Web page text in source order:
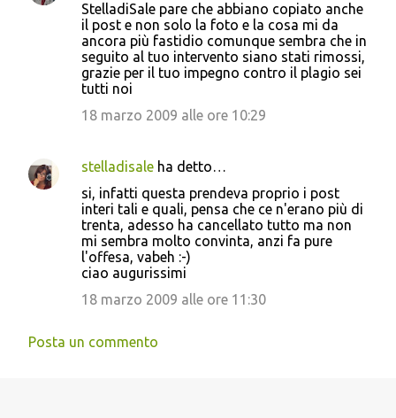
StelladiSale pare che abbiano copiato anche
il post e non solo la foto e la cosa mi da
ancora più fastidio comunque sembra che in
seguito al tuo intervento siano stati rimossi,
grazie per il tuo impegno contro il plagio sei
tutti noi
18 marzo 2009 alle ore 10:29
stelladisale ha detto…
si, infatti questa prendeva proprio i post
interi tali e quali, pensa che ce n'erano più di
trenta, adesso ha cancellato tutto ma non
mi sembra molto convinta, anzi fa pure
l'offesa, vabeh :-)
ciao augurissimi
18 marzo 2009 alle ore 11:30
Posta un commento